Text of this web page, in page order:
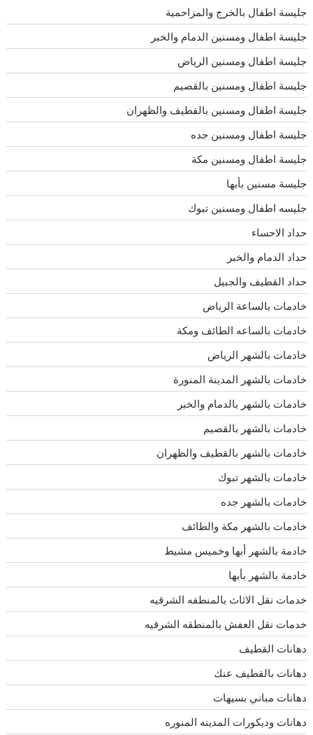
جليسة اطفال بالخرج والمزاحمية
جليسة اطفال ومسنين الدمام والخبر
جليسة اطفال ومسنين الرياض
جليسة اطفال ومسنين بالقصيم
جليسة اطفال ومسنين بالقطيف والظهران
جليسة اطفال ومسنين جده
جليسة اطفال ومسنين مكة
جليسة مسنين بأبها
جليسه اطفال ومسنين تبوك
حداد الاحساء
حداد الدمام والخبر
حداد القطيف والجبيل
خادمات بالساعة الرياض
خادمات بالساعه الطائف ومكة
خادمات بالشهر الرياض
خادمات بالشهر المدينة المنورة
خادمات بالشهر بالدمام والخبر
خادمات بالشهر بالقصيم
خادمات بالشهر بالقطيف والظهران
خادمات بالشهر تبوك
خادمات بالشهر جده
خادمات بالشهر مكة والطائف
خادمة بالشهر أبها وخميس مشيط
خادمة بالشهر بأبها
خدمات نقل الاثاث بالمنطقه الشرقيه
خدمات نقل العفش بالمنطقه الشرقيه
دهانات القطيف
دهانات بالقطيف عنك
دهانات مباني بسيهات
دهانات وديكورات المدينه المنوره